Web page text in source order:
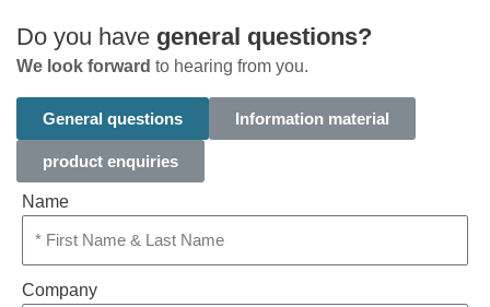
Do you have general questions?
We look forward to hearing from you.
General questions Information material
product enquiries
Name
Company